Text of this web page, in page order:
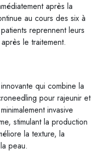
après la
au cours des six à
reprennent leurs
le traitement.
qui combine la
pour rajeunir et
invasive
stimulant la production
la texture, la
peau.